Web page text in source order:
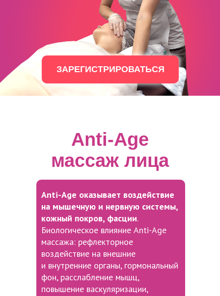
ЗАРЕГИСТРИРОВАТЬСЯ
Anti-Age
массаж лица
Anti-Age оказывает воздействие
на мышечную и нервную системы,
кожный покров, фасции.
Биологическое влияние Anti-Age
массажа: рефлекторное
воздействие на внешние
и внутренние органы, гормональный
фон, расслабление мышц,
повышение васкуляризации,